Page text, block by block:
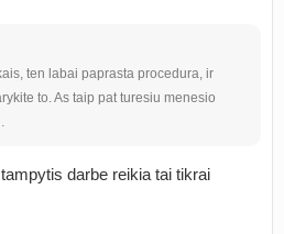
ten labai paprasta procedura, ir
to. As taip pat turesiu menesio
darbe reikia tai tikrai